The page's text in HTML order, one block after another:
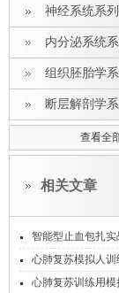
神经系统系列
内分泌系统系
组织胚胎学系
断层解剖学系
查看全
相关文章
智能型止血包扎实
心肺复苏模拟人
V1.0（计算机控制
心肺复苏训练用